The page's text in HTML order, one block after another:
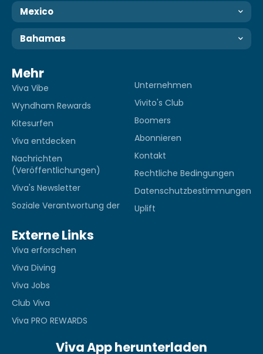
Mexico
Bahamas
Mehr
Viva Vibe
Wyndham Rewards
Kitesurfen
Viva entdecken
Nachrichten
(Veröffentlichungen)
Viva's Newsletter
Soziale Verantwortung der
Unternehmen
Vivito's Club
Boomers
Abonnieren
Kontakt
Rechtliche Bedingungen
Datenschutzbestimmungen
Uplift
Externe Links
Viva erforschen
Viva Diving
Viva Jobs
Club Viva
Viva PRO REWARDS
Viva App herunterladen